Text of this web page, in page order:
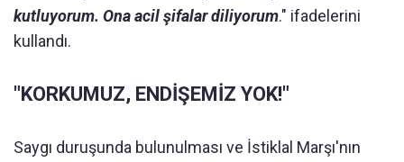
kutluyorum. Ona acil şifalar diliyorum." ifadelerini
kullandı.
"KORKUMUZ, ENDİŞEMİZ YOK!"
Saygı duruşunda bulunulması ve İstiklal Marşı'nın